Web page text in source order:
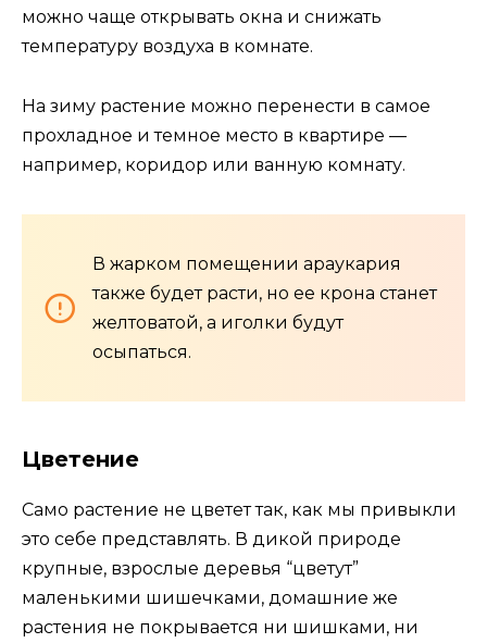
можно чаще открывать окна и снижать
температуру воздуха в комнате.
На зиму растение можно перенести в самое
прохладное и темное место в квартире —
например, коридор или ванную комнату.
В жарком помещении араукария
также будет расти, но ее крона станет
желтоватой, а иголки будут
осыпаться.
Цветение
Само растение не цветет так, как мы привыкли
это себе представлять. В дикой природе
крупные, взрослые деревья “цветут”
маленькими шишечками, домашние же
растения не покрывается ни шишками, ни